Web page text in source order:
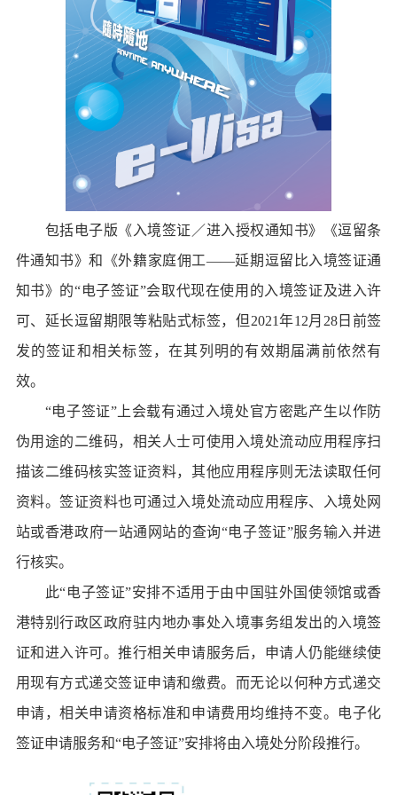
包括电子版《入境签证／进入授权通知书》《逗留条
件通知书》和《外籍家庭佣工——延期逗留比入境签证通
知书》的“电子签证”会取代现在使用的入境签证及进入许
可、延长逗留期限等粘贴式标签，但2021年12月28日前签
发的签证和相关标签，在其列明的有效期届满前依然有
效。
“电子签证”上会载有通过入境处官方密匙产生以作防
伪用途的二维码，相关人士可使用入境处流动应用程序扫
描该二维码核实签证资料，其他应用程序则无法读取任何
资料。签证资料也可通过入境处流动应用程序、入境处网
站或香港政府一站通网站的查询“电子签证”服务输入并进
行核实。
此“电子签证”安排不适用于由中国驻外国使领馆或香
港特别行政区政府驻内地办事处入境事务组发出的入境签
证和进入许可。推行相关申请服务后，申请人仍能继续使
用现有方式递交签证申请和缴费。而无论以何种方式递交
申请，相关申请资格标准和申请费用均维持不变。电子化
签证申请服务和“电子签证”安排将由入境处分阶段推行。